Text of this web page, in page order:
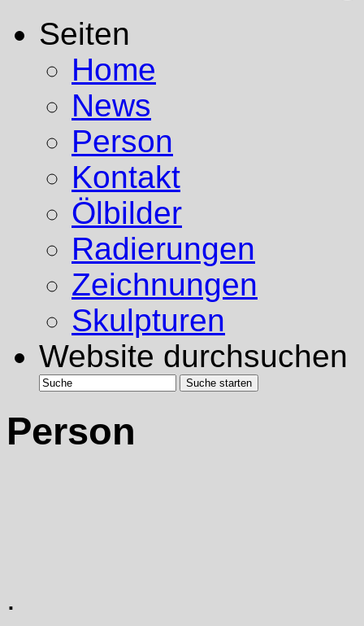
Seiten
Home
News
Person
Kontakt
Ölbilder
Radierungen
Zeichnungen
Skulpturen
Website durchsuchen
Person
.